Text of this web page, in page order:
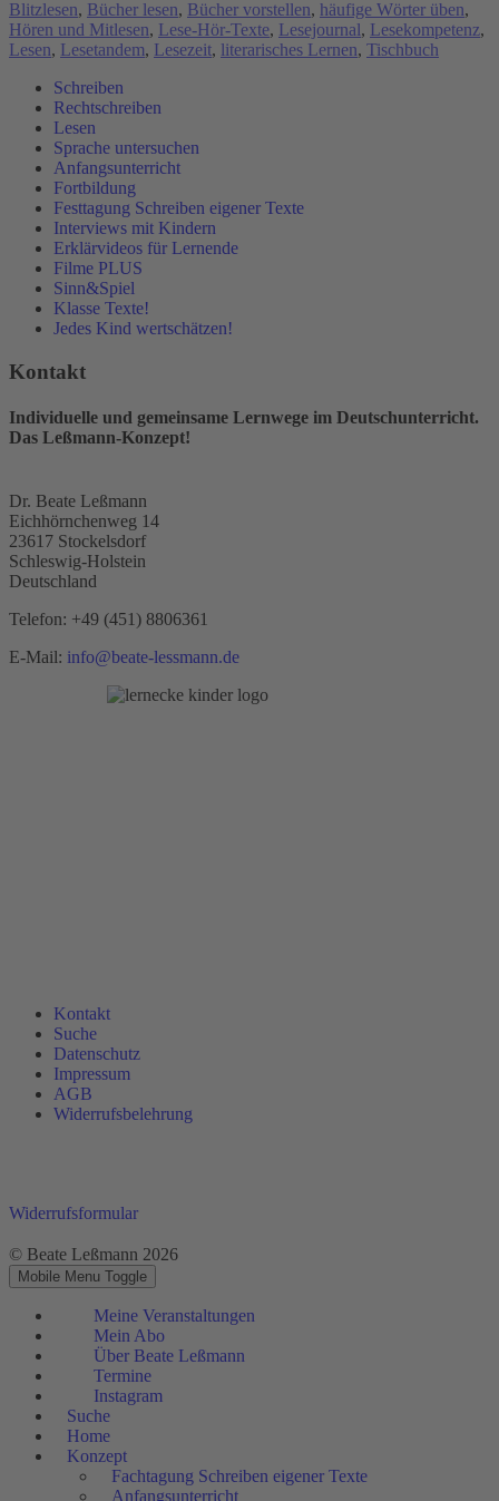
Blitzlesen, Bücher lesen, Bücher vorstellen, häufige Wörter üben,
Hören und Mitlesen, Lese-Hör-Texte, Lesejournal, Lesekompetenz,
Lesen, Lesetandem, Lesezeit, literarisches Lernen, Tischbuch
Schreiben
Rechtschreiben
Lesen
Sprache untersuchen
Anfangsunterricht
Fortbildung
Festtagung Schreiben eigener Texte
Interviews mit Kindern
Erklärvideos für Lernende
Filme PLUS
Sinn&Spiel
Klasse Texte!
Jedes Kind wertschätzen!
Kontakt
Individuelle und gemeinsame Lernwege im Deutschunterricht.
Das Leßmann-Konzept!
Dr. Beate Leßmann
Eichhörnchenweg 14
23617 Stockelsdorf
Schleswig-Holstein
Deutschland
Telefon: +49 (451) 8806361
E-Mail: info@beate-lessmann.de
Kontakt
Suche
Datenschutz
Impressum
AGB
Widerrufsbelehrung
Widerrufsformular
© Beate Leßmann 2026
Mobile Menu Toggle
Meine Veranstaltungen
Mein Abo
Über Beate Leßmann
Termine
Instagram
Suche
Home
Konzept
Fachtagung Schreiben eigener Texte
Anfangsunterricht